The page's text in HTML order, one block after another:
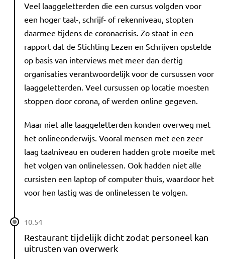
Veel laaggeletterden die een cursus volgden voor
een hoger taal-, schrijf- of rekenniveau, stopten
daarmee tijdens de coronacrisis. Zo staat in een
rapport dat de Stichting Lezen en Schrijven opstelde
op basis van interviews met meer dan dertig
organisaties verantwoordelijk voor de cursussen voor
laaggeletterden. Veel cursussen op locatie moesten
stoppen door corona, of werden online gegeven.
Maar niet alle laaggeletterden konden overweg met
het onlineonderwijs. Vooral mensen met een zeer
laag taalniveau en ouderen hadden grote moeite met
het volgen van onlinelessen. Ook hadden niet alle
cursisten een laptop of computer thuis, waardoor het
voor hen lastig was de onlinelessen te volgen.
10.54
Restaurant tijdelijk dicht zodat personeel kan
uitrusten van overwerk